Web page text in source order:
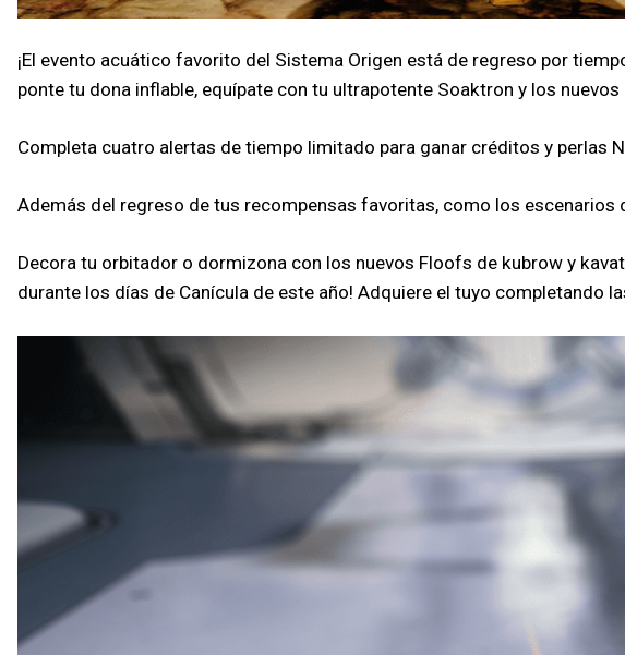
¡El evento acuático favorito del Sistema Origen está de regreso por
ponte tu dona inflable, equípate con tu ultrapotente Soaktron y los
Completa cuatro alertas de tiempo limitado para ganar créditos y perlas
Además del regreso de tus recompensas favoritas, como los escenarios
Decora tu orbitador o dormizona con los nuevos Floofs de kubrow y
durante los días de Canícula de este año! Adquiere el tuyo completando